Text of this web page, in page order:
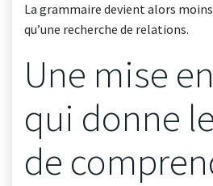
La grammaire devient alors
qu’une recherche de relations.
Une mise
qui donne
de